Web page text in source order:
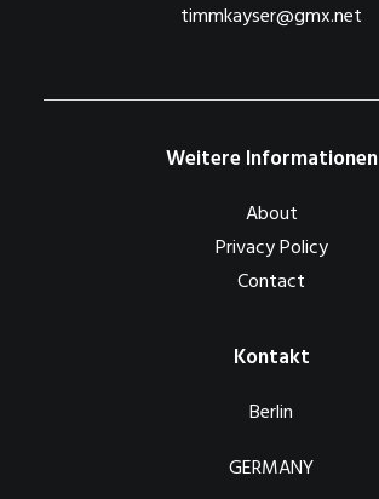
timmkayser@gmx.net
Weitere Informationen
About
Privacy Policy
Contact
Kontakt
Berlin
GERMANY